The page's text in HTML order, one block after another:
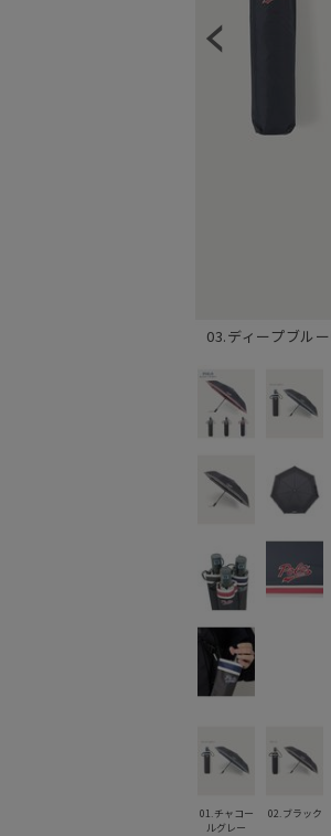
03.ディープブルー
01.チャコー
ルグレー
02.ブラック